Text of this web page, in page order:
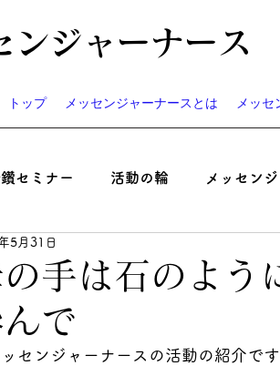
ンジャーナース
トップ メッセンジャーナースとは メッ
セミナー 活動の輪 メッセン
コラム
お知らせ
手は石のよう
で
5月31日
センジャーナースの活動の紹介で